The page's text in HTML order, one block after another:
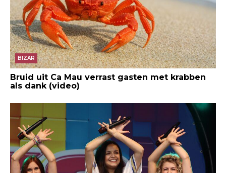
BIZAR
Bruid uit Ca Mau verrast gasten met krabben
als dank (video)